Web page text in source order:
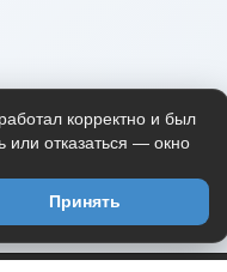
корректно и был
или отказаться — окно
Принять